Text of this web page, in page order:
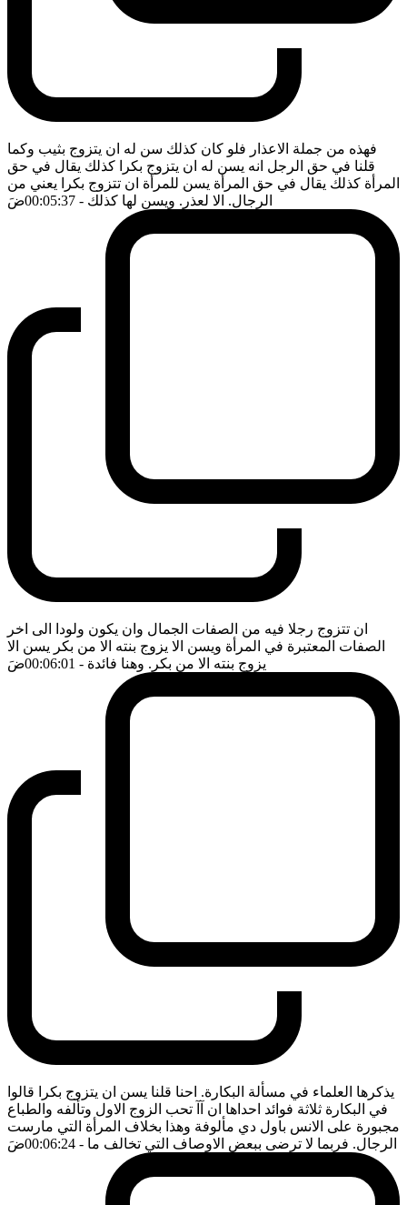
فهذه من جملة الاعذار فلو كان كذلك سن له ان يتزوج بثيب وكما
قلنا في حق الرجل انه يسن له ان يتزوج بكرا كذلك يقال في حق
المرأة كذلك يقال في حق المرأة يسن للمرأة ان تتزوج بكرا يعني من
الرجال. الا لعذر. ويسن لها كذلك - 00:05:37 ضَ
ان تتزوج رجلا فيه من الصفات الجمال وان يكون ولودا الى اخر
الصفات المعتبرة في المرأة ويسن الا يزوج بنته الا من بكر يسن الا
يزوج بنته الا من بكر. وهنا فائدة - 00:06:01 ضَ
يذكرها العلماء في مسألة البكارة. احنا قلنا يسن ان يتزوج بكرا قالوا
في البكارة ثلاثة فوائد احداها ان آآ تحب الزوج الاول وتألفه والطباع
مجبورة على الانس باول دي مألوفة وهذا بخلاف المرأة التي مارست
الرجال. فربما لا ترضى ببعض الاوصاف التي تخالف ما - 00:06:24 ضَ